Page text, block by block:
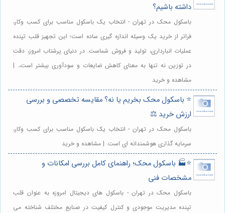
داشته باشیم؟
باسکول محک در تهران - انتخاب یک باسکول مناسب برای کسب وکار،
فراتر از خرید یک وسیله اندازه گیری ساده است؛ این تجهیز قلب تپنده
عملیات انبارداری، تولید و فروش شماست. در دنیای پرشتاب امروز، دقت
در توزین نه تنها به معنای کاهش ضایعات و سودآوری بیشتر است،. |
مشاهده و خرید
⭐️ باسکول محک بخریم یا نه؟ مقایسه تخصصی و بررسی
ارزش خرید ⚖️
باسکول محک در تهران - انتخاب یک باسکول مناسب برای کسب وکار،
سرمایه گذاری هوشمندانه ای است. | مشاهده و خرید
⭐️🏭 باسکول محک؛ راهنمای کامل بررسی امکانات و
مشخصات فنی
باسکول محک در تهران - باسکول های دیجیتال امروزه به عنوان قلب
تپنده مدیریت موجودی و کنترل کیفیت در صنایع مختلف شناخته می